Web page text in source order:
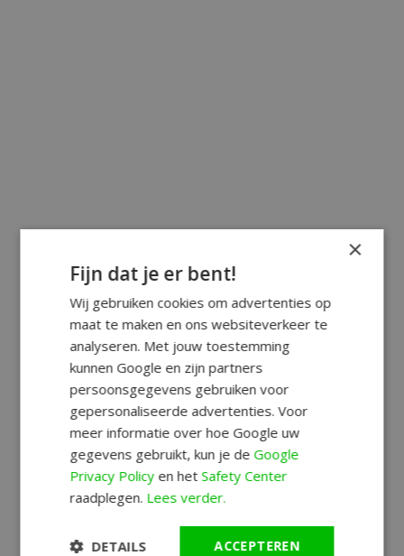
×
Fijn dat je er bent!
Wij gebruiken cookies om advertenties op
maat te maken en ons websiteverkeer te
analyseren. Met jouw toestemming
kunnen Google en zijn partners
persoonsgegevens gebruiken voor
gepersonaliseerde advertenties. Voor
meer informatie over hoe Google uw
gegevens gebruikt, kun je deGoogle
Privacy Policyen hetSafety Center
raadplegen. Lees verder.
ACCEPTEREN
DETAILS